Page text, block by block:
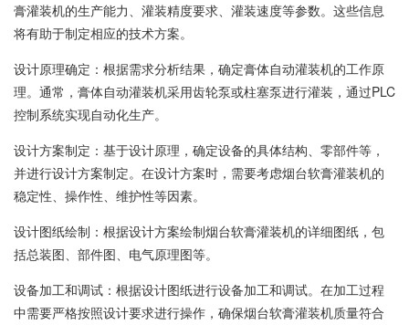
膏灌装机的生产能力、‌灌装精度要求、‌灌装速度等参数。‌这些信息
将有助于制定相应的技术方案。‌
设计原理确定：‌根据需求分析结果，‌确定膏体自动灌装机的工作原
理。‌通常，‌膏体自动灌装机采用齿轮泵或柱塞泵进行灌装，‌通过PLC
控制系统实现自动化生产。‌
设计方案制定：‌基于设计原理，‌确定设备的具体结构、‌零部件等，‌
并进行设计方案制定。‌在设计方案时，‌需要考虑烟台软膏灌装机的
稳定性、‌操作性、‌维护性等因素。‌
设计图纸绘制：‌根据设计方案绘制烟台软膏灌装机的详细图纸，‌包
括总装图、‌部件图、‌电气原理图等。‌
设备加工和调试：‌根据设计图纸进行设备加工和调试。‌在加工过程
中需要严格按照设计要求进行操作，‌确保烟台软膏灌装机质量符合